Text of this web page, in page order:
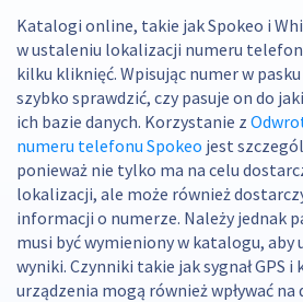
Katalogi online, takie jak Spokeo i
w ustaleniu lokalizacji numeru
kilku kliknięć. Wpisując numer w
szybko sprawdzić, czy pasuje on do
ich bazie danych. Korzystanie z
numeru telefonu Spokeo jest
ponieważ nie tylko ma na celu
lokalizacji, ale może również
informacji o numerze. Należy jednak
musi być wymieniony w katalogu, aby
wyniki. Czynniki takie jak sygnał GPS
urządzenia mogą również wpływać na